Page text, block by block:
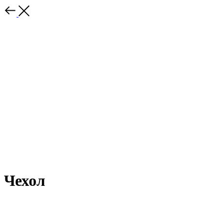
Чехол